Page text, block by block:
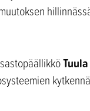
Tuula